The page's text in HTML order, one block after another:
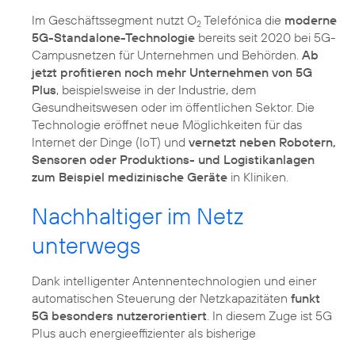
Im Geschäftssegment nutzt O2 Telefónica die moderne
5G-Standalone-Technologie bereits seit 2020 bei 5G-
Campusnetzen für Unternehmen und Behörden. Ab
jetzt profitieren noch mehr Unternehmen von 5G
Plus, beispielsweise in der Industrie, dem
Gesundheitswesen oder im öffentlichen Sektor. Die
Technologie eröffnet neue Möglichkeiten für das
Internet der Dinge (IoT) und vernetzt neben Robotern,
Sensoren oder Produktions- und Logistikanlagen
zum Beispiel medizinische Geräte in Kliniken.
Nachhaltiger im Netz
unterwegs
Dank intelligenter Antennentechnologien und einer
automatischen Steuerung der Netzkapazitäten funkt
5G besonders nutzerorientiert . In diesem Zuge ist 5G
Plus auch energieeffizienter als bisherige